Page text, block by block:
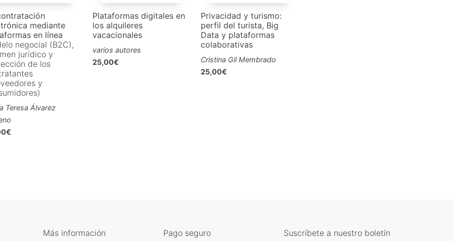
mediante
en línea
negocial (B2C),
jurídico y
de los
y
Teresa Álvarez
Plataformas digitales en
los alquileres
vacacionales
varios autores
25,00€
Privacidad y turismo:
perfil del turista, Big
Data y plataformas
colaborativas
Cristina Gil Membrado
25,00€
Más información Pago seguro Suscríbete a nuestro boletín